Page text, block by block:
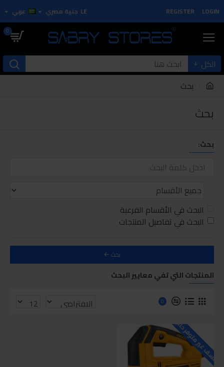
LOGIN
REGISTER
LE جنية مصري عربي
0
الكل
بحث
بحث
بحث:
البحث في الأقسام الفرعية
البحث في تفاصيل المنتجات
بحث
المنتجات التي تفي معايير البحث
0
للاسف غير متوفر حاليا